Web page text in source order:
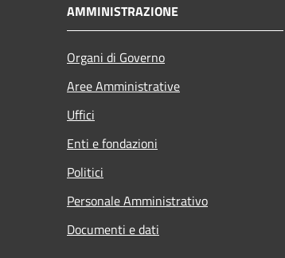
AMMINISTRAZIONE
Organi di Governo
Aree Amministrative
Uffici
Enti e fondazioni
Politici
Personale Amministrativo
Documenti e dati